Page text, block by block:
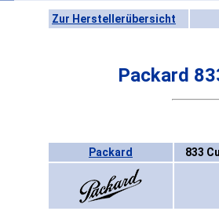
Zur Herstellerübersicht
Packard
Packard 833